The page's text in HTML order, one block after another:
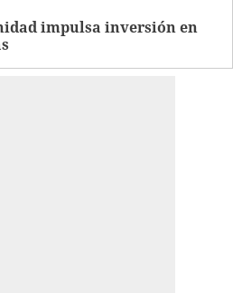
impulsa inversión en